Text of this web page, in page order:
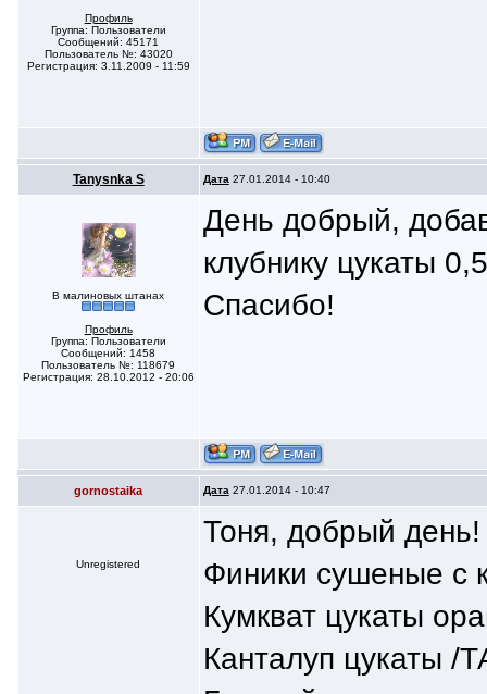
Профиль
Группа: Пользователи
Сообщений: 45171
Пользователь №: 43020
Регистрация: 3.11.2009 - 11:59
Tanysnka S Дата 27.01.2014 - 10:40
В малиновых штанах
Профиль
Группа: Пользователи
Сообщений: 1458
Пользователь №: 118679
Регистрация: 28.10.2012 - 20:06
День добрый,
клубнику цукаты 0,5
Спасибо!
gornostaika Дата 27.01.2014 - 10:47
Unregistered
Тоня, добрый
Финики сушеные с
Кумкват цукаты
Канталуп цукаты